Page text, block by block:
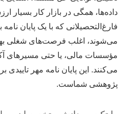
داده‌ها، همگی در بازار کار بسیار
فارغ‌التحصیلانی که با یک پایان
می‌شوند، اغلب فرصت‌های شغلی
مؤسسات مالی، یا حتی مسیرهای
می‌کنند. این پایان نامه مهر تاییدی
پژوهشی شماست.